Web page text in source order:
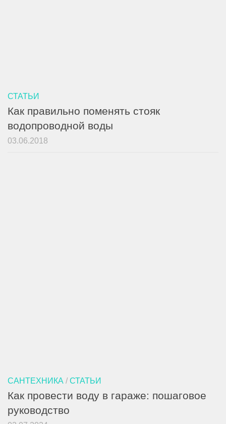
СТАТЬИ
Как правильно поменять стояк
водопроводной воды
03.06.2018
САНТЕХНИКА / СТАТЬИ
Как провести воду в гараже: пошаговое
руководство